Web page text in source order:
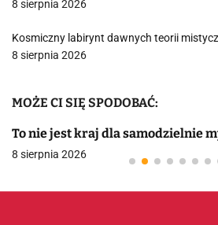
8 sierpnia 2026
Kosmiczny labirynt dawnych teorii
8 sierpnia 2026
MOŻE CI SIĘ SPODOBAĆ:
To nie jest kraj dla samodzielnie
8 sierpnia 2026